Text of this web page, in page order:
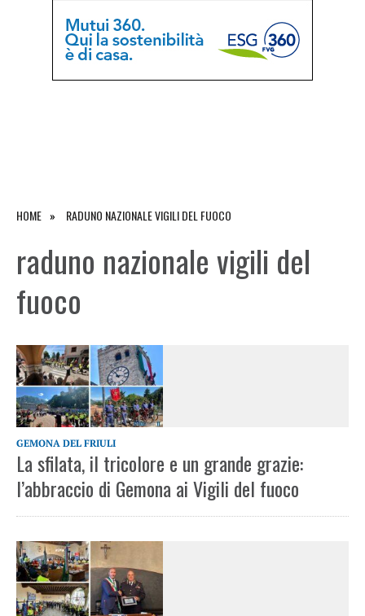
HOME RADUNO NAZIONALE VIGILI DEL FUOCO
raduno nazionale vigili del
fuoco
GEMONA DEL FRIULI
La sfilata, il tricolore e un grande grazie:
l’abbraccio di Gemona ai Vigili del fuoco